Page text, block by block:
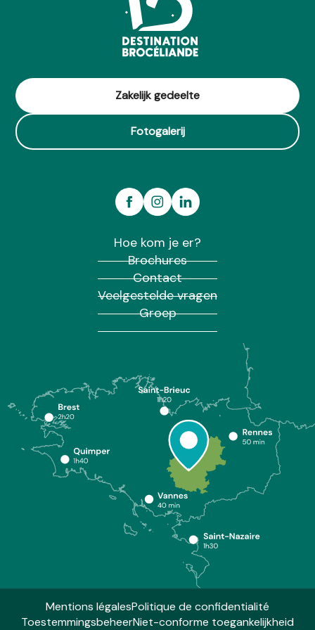
Zakelijk gedeelte
Fotogalerij
Hoe kom je er?
Brochures
Contact
Veelgestelde vragen
Groep
Mentions légalesPolitique de confidentialité
ToestemmingsbeheerNiet-conforme toegankelijkheid